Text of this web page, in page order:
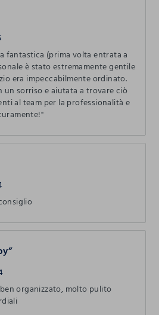
fantastica (prima volta entrata a
è stato estremamente gentile
era impeccabilmente ordinato.
un sorriso e aiutata a trovare ciò
al team per la professionalità e
organizzato, molto pulito